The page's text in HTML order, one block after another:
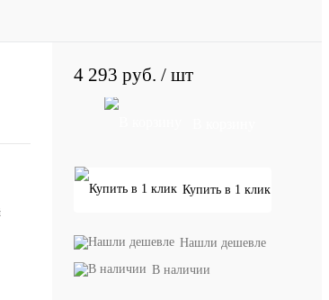
4 293 руб. / шт
Купить в 1 клик
Нашли дешевле
В наличии